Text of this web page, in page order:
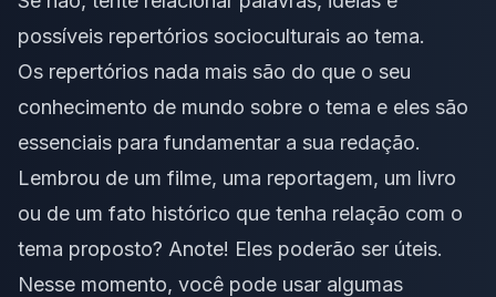
possíveis repertórios socioculturais ao tema.
Os repertórios nada mais são do que o seu
conhecimento de mundo sobre o tema e eles são
essenciais para fundamentar a sua redação.
Lembrou de um filme, uma reportagem, um livro
ou de um fato histórico que tenha relação com o
tema proposto? Anote! Eles poderão ser úteis.
Nesse momento, você pode usar algumas